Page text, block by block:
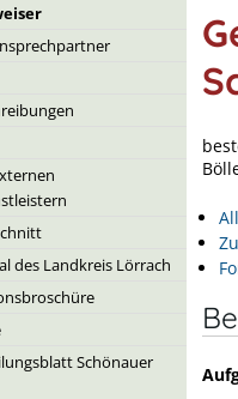
des Landkreis Lörrach
Schönauer